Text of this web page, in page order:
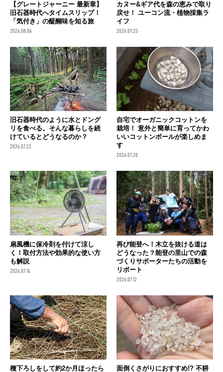
【グレートジャーニー 最新章】
旧石器時代へタイムスリップ！
「気付き」の醍醐味を知る旅
2026.08.06
カヌー&ギア代を森の恵みで取り
戻せ！ ユーコン流・植物採集ラ
イフ
2026.07.25
旧石器時代のように水とドング
リを食べる。そんな暮らしを続
けているとどうなるのか？
2026.07.22
自宅でオーガニックコットンを
栽培！ 意外と簡単に育ってかわ
いいコットンボールが楽しめま
す
2026.07.20
扇風機に保冷剤を付けて涼し
く！取付方法や効果的な使い方
も解説
2026.07.14
再び能登へ！木立を抜ける道は
どうなった？能登の里山での森
づくりサポーターたちの活動を
リポート
2026.07.12
種下ろしをして約2か月ほったら 面倒くさがりにおすすめ!? 不耕